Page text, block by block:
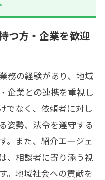
つ方・企業を歓迎
務の経験があり、地域
企業との連携を重視し
でなく、依頼者に対し
姿勢、法令を遵守する
。また、紹介エージェ
、相談者に寄り添う視
。地域社会への貢献を